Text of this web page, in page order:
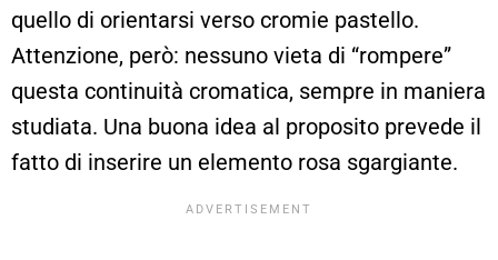
quello di orientarsi verso cromie pastello.
Attenzione, però: nessuno vieta di “rompere”
questa continuità cromatica, sempre in maniera
studiata. Una buona idea al proposito prevede il
fatto di inserire un elemento rosa sgargiante.